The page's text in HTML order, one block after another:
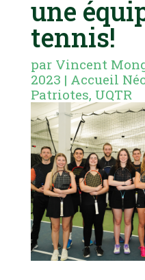
une
tennis!
par Vincent
2023 | Accueil
Patriotes, UQTR